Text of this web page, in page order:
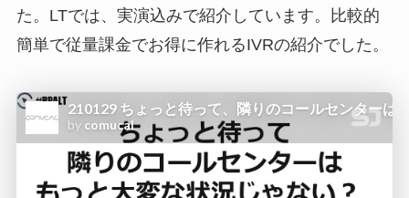
た。LTでは、実演込みで紹介しています。比較的
簡単で従量課金でお得に作れるIVRの紹介でした。